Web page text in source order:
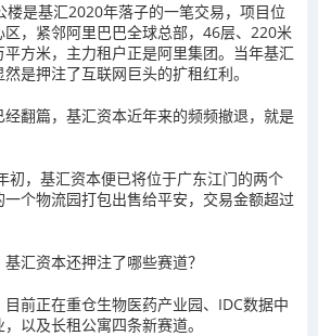
楼是基汇2020年落子的一笔交易，项目位
，紧邻阿里巴巴全球总部，46层、220米
方米，主力租户正是阿里集团。当年基汇
是押注了互联网巨头的扩租红利。
翻篇，基汇资本近年来的频频撤退，就是
初，基汇资本便已将位于广东江门的两个
个物流园打包出售给平安，交易金额超过
汇资本还押注了哪些赛道？
前正在重仓生物医药产业园、IDC数据中
以及长租公寓四条新赛道。